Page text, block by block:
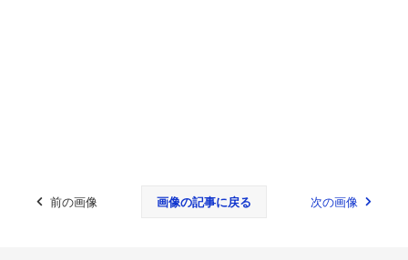
前の画像 画像の記事に戻る 次の画像